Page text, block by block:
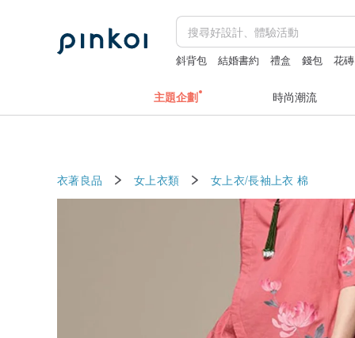
斜背包 結婚書約 禮盒 錢包 花磚
主題企劃 時尚潮流
衣著良品 女上衣類 女上衣/長袖上衣 棉